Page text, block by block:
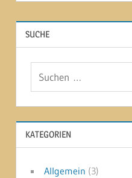
SUCHE
KATEGORIEN
Allgemein (3)